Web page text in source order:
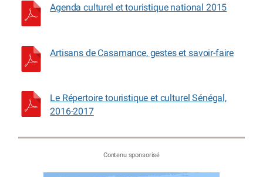
Agenda culturel et touristique national 2015
Artisans de Casamance, gestes et savoir-faire
Le Répertoire touristique et culturel Sénégal,
2016-2017